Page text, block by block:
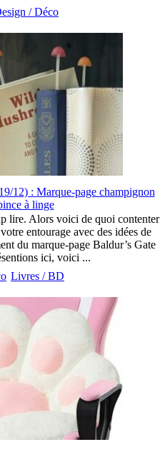
/ Déco
12) : Marque-page champignon
à linge
lire. Alors voici de quoi contenter
entourage avec des idées de
du marque-page Baldur’s Gate
ici, voici ...
Livres / BD